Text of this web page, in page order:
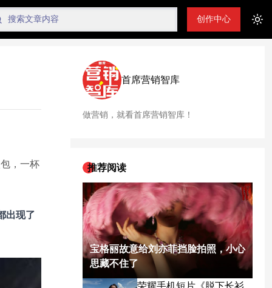
创作中心
，一杯
出现了
首席营销智库
做营销，就看首席营销智库！
推荐阅读
宝格丽故意给刘亦菲挡脸拍照，小心
思藏不住了
荣耀手机短片《脱下长衫